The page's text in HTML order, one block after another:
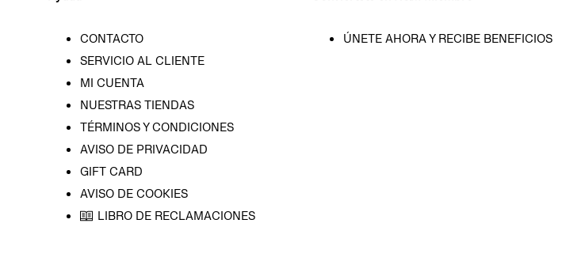
CONTACTO
SERVICIO AL CLIENTE
MI CUENTA
NUESTRAS TIENDAS
TÉRMINOS Y CONDICIONES
AVISO DE PRIVACIDAD
GIFT CARD
AVISO DE COOKIES
LIBRO DE RECLAMACIONES
ÚNETE AHORA Y RECIBE BENEFICIOS